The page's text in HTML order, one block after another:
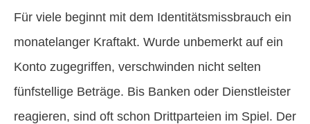
Für viele beginnt mit dem Identitätsmissbrauch ein
monatelanger Kraftakt. Wurde unbemerkt auf ein
Konto zugegriffen, verschwinden nicht selten
fünfstellige Beträge. Bis Banken oder Dienstleister
reagieren, sind oft schon Drittparteien im Spiel. Der